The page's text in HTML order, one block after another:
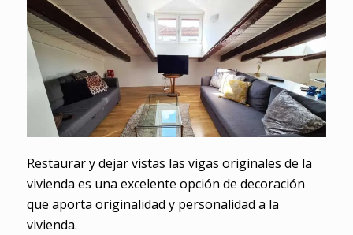
Restaurar y dejar vistas las vigas originales de la
vivienda es una excelente opción de decoración
que aporta originalidad y personalidad a la
vivienda.